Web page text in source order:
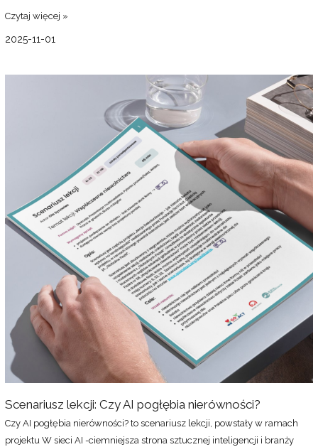
Czytaj więcej »
2025-11-01
Scenariusz lekcji: Czy AI pogłębia nierówności?
Czy AI pogłębia nierówności? to scenariusz lekcji, powstały w ramach
projektu W sieci AI -ciemniejsza strona sztucznej inteligencji i branży